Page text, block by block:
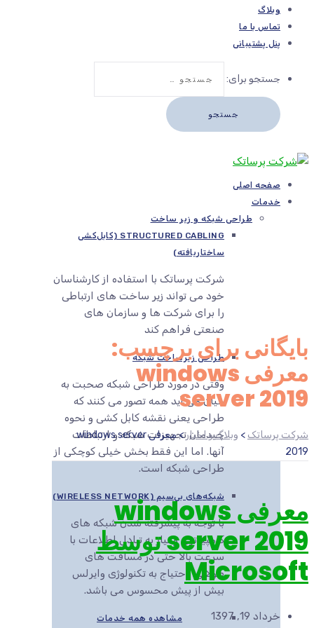
وبلاگ
تماس با ما
پنل پشتیبانی
جستجو برای:
صفحه اصلی
خدمات
طراحی شبکه و زیر ساخت
STRUCTURED CABLING (کابل‌کشی
ساختاریافته)
شرکت پرساتک با استفاده از کارشناسان
خود می تواند زیر ساخت های ارتباطی
را برای شرکت ها و سازمان های
صنعتی فراهم کند
طراحی زیرساخت شبکه
وقتی در مورد طراحی شبکه صحبت به
میان می آید همه تصور می کنند که
طراحی یعنی نقشه کابل کشی و نحوه
چیدمان تجهیزات شبکه و ارتباطات
آنها. اما این فقط بخش خیلی کوچکی از
طراحی شبکه است.
شبکه‌های بی‌سیم (WIRELESS NETWORK)
با توجه به پیشرفته شدن شبکه های
کامپیوتری و نیاز به تبادل اطلاعات با
سرعت بالا حتی در مسافت های
طولانی، احتیاج به تکنولوژی وایرلس
بیش از پیش محسوس می باشد.
مشاهده همه خدمات
بایگانی برای برچسب:
معرفی windows
server 2019
شرکت پرساتک > وبلاگ و اخبار>
معرفی windows server
2019
معرفی windows
server 2019 توسط
Microsoft
خرداد 19, 1397